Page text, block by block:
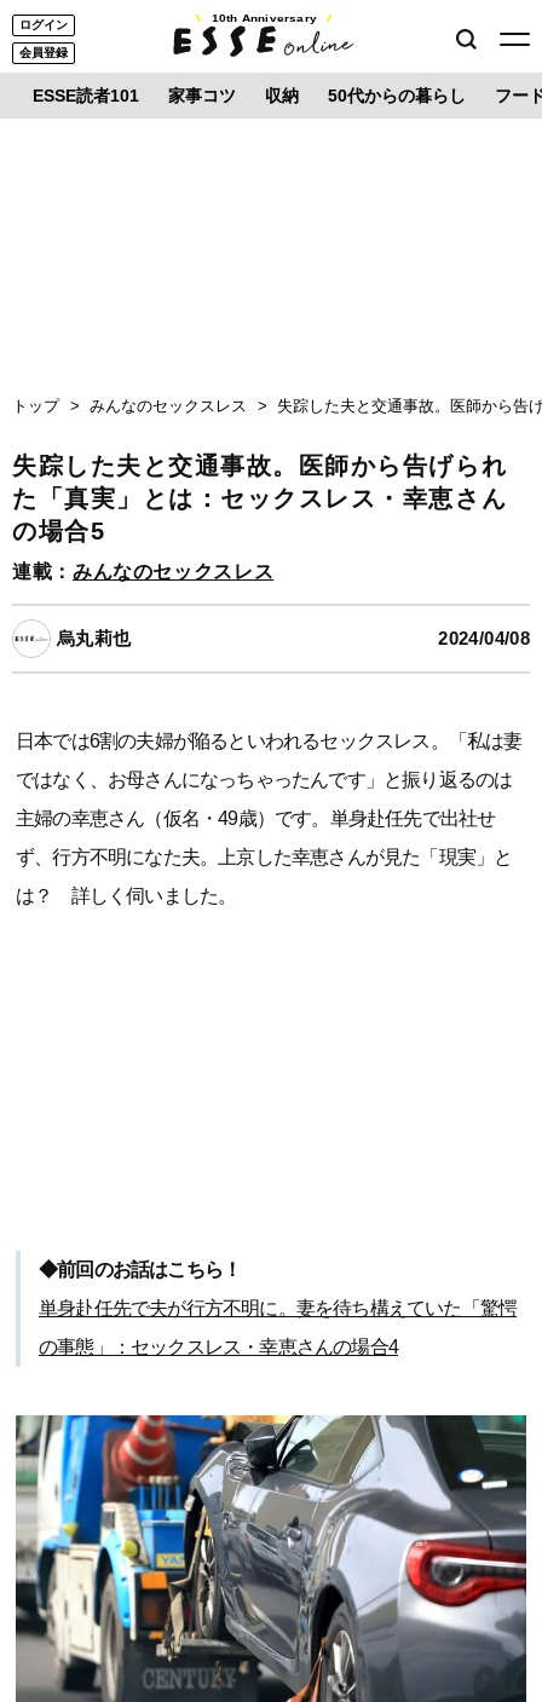
ログイン
会員登録
10th Anniversary
ESSE読者101 家事コツ 収納 50代からの暮らし フー
トップ みんなのセックスレス 失踪した夫と交通事故。医師から告
失踪した夫と交通事故。医師から告げられ
た「真実」とは：セックスレス・幸恵さん
の場合5
連載： みんなのセックスレス
烏丸莉也 2024/04/08
日本では6割の夫婦が陥るといわれるセックスレス。「私は妻
ではなく、お母さんになっちゃったんです」と振り返るのは
主婦の幸恵さん（仮名・49歳）です。単身赴任先で出社せ
ず、行方不明になた夫。上京した幸恵さんが見た「現実」と
は？ 詳しく伺いました。
◆前回のお話はこちら！
単身赴任先で夫が行方不明に。妻を待ち構えていた「驚愕
の事態」：セックスレス・幸恵さんの場合4